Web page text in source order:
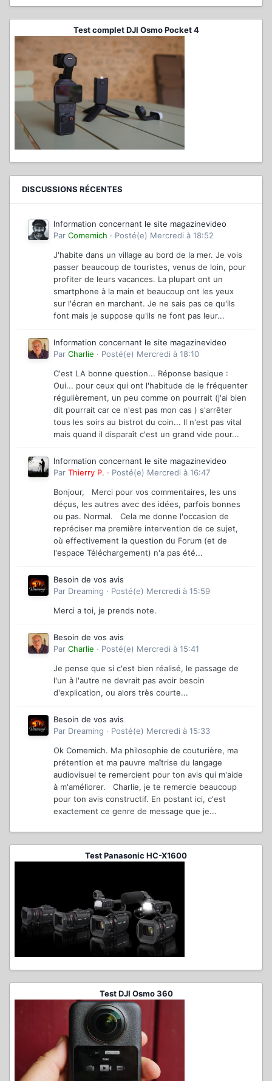
Test complet DJI Osmo Pocket 4
DISCUSSIONS RÉCENTES
Information concernant le site magazinevideo
Par Comemich · Posté(e) Mercredi à 18:52
J'habite dans un village au bord de la mer. Je vois
passer beaucoup de touristes, venus de loin, pour
profiter de leurs vacances. La plupart ont un
smartphone à la main et beaucoup ont les yeux
sur l'écran en marchant. Je ne sais pas ce qu'ils
font mais je suppose qu'ils ne font pas leur...
Information concernant le site magazinevideo
Par Charlie · Posté(e) Mercredi à 18:10
C'est LA bonne question... Réponse basique :
Oui... pour ceux qui ont l'habitude de le fréquenter
régulièrement, un peu comme on pourrait (j'ai bien
dit pourrait car ce n'est pas mon cas ) s'arrêter
tous les soirs au bistrot du coin... Il n'est pas vital
mais quand il disparaît c'est un grand vide pour...
Information concernant le site magazinevideo
Par Thierry P. · Posté(e) Mercredi à 16:47
Bonjour, Merci pour vos commentaires, les uns
déçus, les autres avec des idées, parfois bonnes
ou pas. Normal. Cela me donne l'occasion de
repréciser ma première intervention de ce sujet,
où effectivement la question du Forum (et de
l'espace Téléchargement) n'a pas été...
Besoin de vos avis
Par Dreaming · Posté(e) Mercredi à 15:59
Merci a toi, je prends note.
Besoin de vos avis
Par Charlie · Posté(e) Mercredi à 15:41
Je pense que si c'est bien réalisé, le passage de
l'un à l'autre ne devrait pas avoir besoin
d'explication, ou alors très courte...
Besoin de vos avis
Par Dreaming · Posté(e) Mercredi à 15:33
Ok Comemich. Ma philosophie de couturière, ma
prétention et ma pauvre maîtrise du langage
audiovisuel te remercient pour ton avis qui m'aide
à m'améliorer. Charlie, je te remercie beaucoup
pour ton avis constructif. En postant ici, c'est
exactement ce genre de message que je...
Test Panasonic HC-X1600
Test DJI Osmo 360